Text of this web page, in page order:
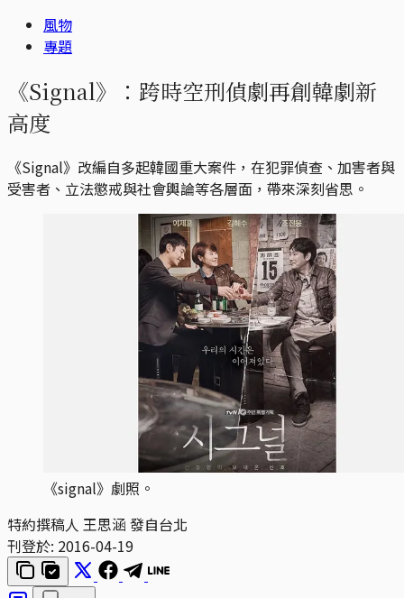
風物
專題
《Signal》：跨時空刑偵劇再創韓劇新
高度
《Signal》改編自多起韓國重大案件，在犯罪偵查、加害者與
受害者、立法懲戒與社會輿論等各層面，帶來深刻省思。
《signal》劇照。
特約撰稿人 王思涵 發自台北
刊登於: 2016-04-19